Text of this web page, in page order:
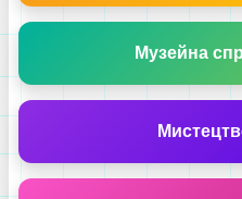
Музейна